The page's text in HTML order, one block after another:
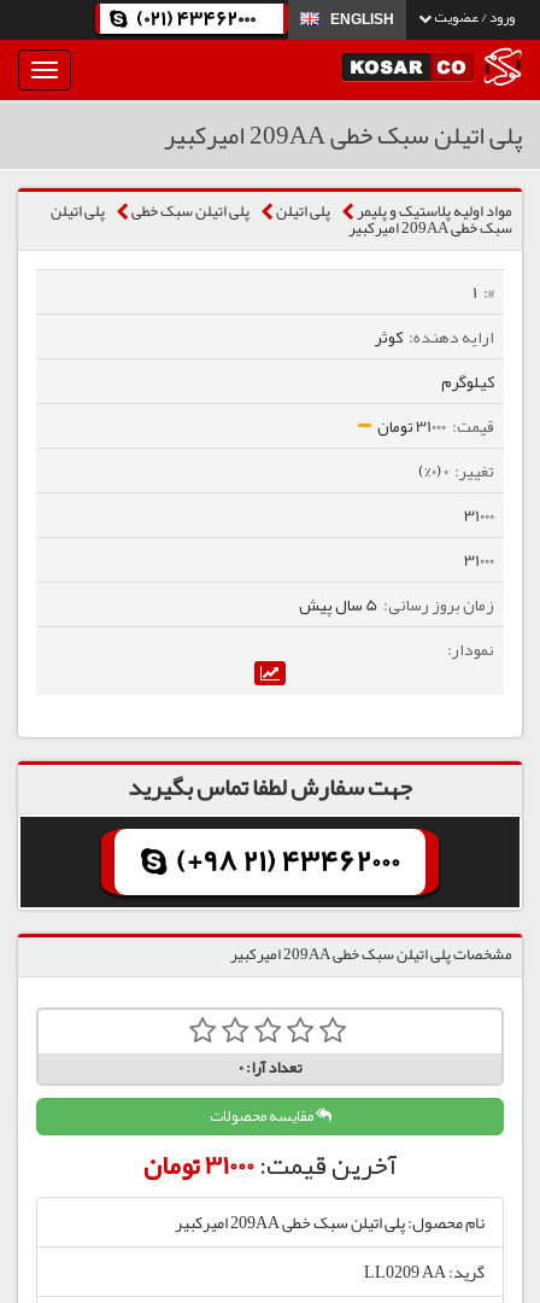
ورود / عضویت ENGLISH
(021) 43462000
بار
و
پلی اتیلن سبک خطی 209AA امیرکبیر
مواد اولیه پلاستیک و پلیمر پلی اتیلن پلی اتیلن سبک خطی پلی اتیلن
سبک خطی 209AA امیرکبیر
1
کوثر
کیلوگرم
31000 تومان
0 (0%)
31000
31000
5 سال پیش
جهت سفارش لطفا تماس بگیرید
(+98 21) 43462000
مشخصات پلی اتیلن سبک خطی 209AA امیرکبیر
تعداد آرا:0
مقایسه محصولات
آخرین قیمت:31000 تومان
نام محصول: پلی اتیلن سبک خطی 209AA امیرکبیر
گرید: LL0209 AA